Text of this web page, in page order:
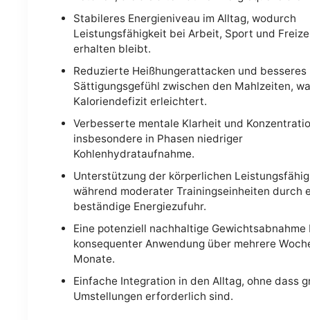
Stabileres Energieniveau im Alltag, wodurch
Leistungsfähigkeit bei Arbeit, Sport und
erhalten bleibt.
Reduzierte Heißhungerattacken und besseres
Sättigungsgefühl zwischen den Mahlzeiten,
Kaloriendefizit erleichtert.
Verbesserte mentale Klarheit und
insbesondere in Phasen niedriger
Kohlenhydrataufnahme.
Unterstützung der körperlichen
während moderater Trainingseinheiten durch
beständige Energiezufuhr.
Eine potenziell nachhaltige Gewichtsabnahme
konsequenter Anwendung über mehrere
Monate.
Einfache Integration in den Alltag, ohne dass
Umstellungen erforderlich sind.